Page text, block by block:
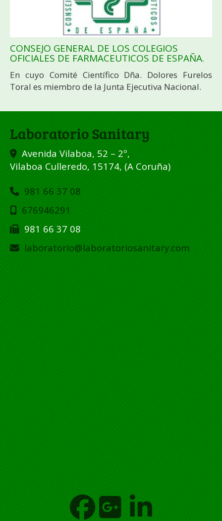
CONSEJO GENERAL DE LOS COLEGIOS
OFICIALES DE FARMACEUTICOS DE ESPAÑA.
En cuyo Comité Científico Dña. Dolores Furelos
Toral es miembro de la Junta Ejecutiva Nacional.
Laboratorio Sanitary
Avenida Vilaboa, 52 – 2º,
Vilaboa Culleredo, 15174, (A Coruña)
981 66 37 08
676946291
981 66 37 08
laboratorio
laboratoriosanitary.com